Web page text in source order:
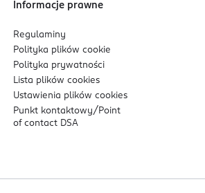
Informacje prawne
Regulaminy
Polityka plikówcookie
Polityka prywatności
Lista plikówcookies
Ustawienia plikówcookies
Punkt kontaktowy/ Point
of contact DSA